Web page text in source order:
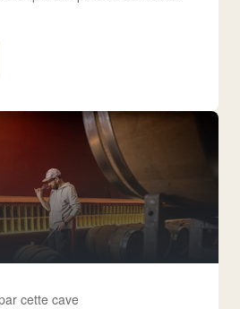
cette cave